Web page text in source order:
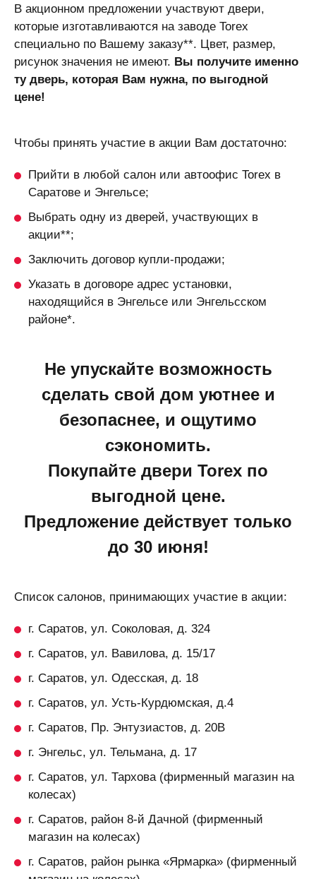
В акционном предложении участвуют двери,
которые изготавливаются на заводе Torex
специально по Вашему заказу**. Цвет, размер,
рисунок значения не имеют. Вы получите именно
ту дверь, которая Вам нужна, по выгодной
цене!
Чтобы принять участие в акции Вам достаточно:
Прийти в любой салон или автоофис Torex в
Саратове и Энгельсе;
Выбрать одну из дверей, участвующих в
акции**;
Заключить договор купли-продажи;
Указать в договоре адрес установки,
находящийся в Энгельсе или Энгельсском
районе*.
Не упускайте возможность
сделать свой дом уютнее и
безопаснее, и ощутимо
сэкономить.
Покупайте двери Torex по
выгодной цене.
Предложение действует только
до 30 июня!
Список салонов, принимающих участие в акции:
г. Саратов, ул. Соколовая, д. 324
г. Саратов, ул. Вавилова, д. 15/17
г. Саратов, ул. Одесская, д. 18
г. Саратов, ул. Усть-Курдюмская, д.4
г. Саратов, Пр. Энтузиастов, д. 20В
г. Энгельс, ул. Тельмана, д. 17
г. Саратов, ул. Тархова (фирменный магазин на
колесах)
г. Саратов, район 8-й Дачной (фирменный
магазин на колесах)
г. Саратов, район рынка «Ярмарка» (фирменный